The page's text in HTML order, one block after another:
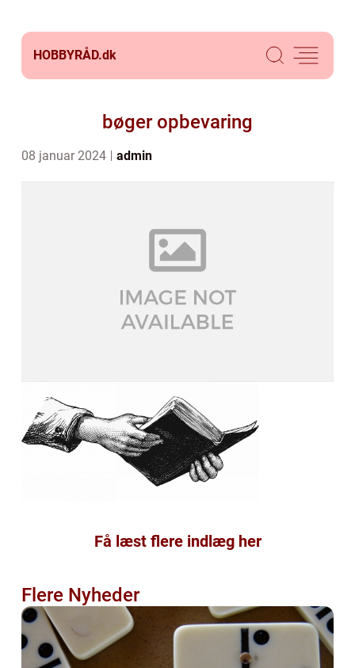
HOBBYRÅD.dk
bøger opbevaring
08 januar 2024 admin
Få læst flere indlæg her
Flere Nyheder